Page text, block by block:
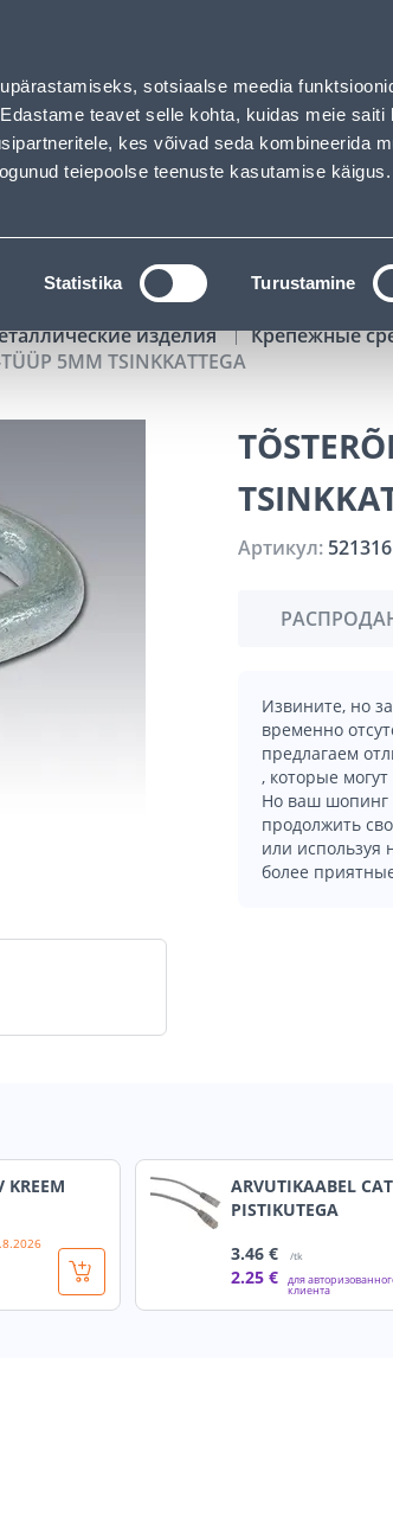
sotsiaalse meedia
teavet selle kohta, kuidas meie saiti
kes võivad seda kombineerida
teiepoolse teenuste kasutamise käigus.
Statistika Turustamine
клиентов Услуги Предложения о
ПОИСК
АРЕНДА ИНСТРУМЕНТОВ
изделия
Крепежные
5MM TSINKKATTEGA
Артикул: 521316
Извините, но
временно
предлагаем
, которые
Но ваш шопинг
продолжить
или
более
KREEM
ARVUTIKAABEL
PISTIKUTEGA
3.46 € /tk
2.25 € для
клиента